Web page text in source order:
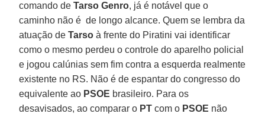
comando deTarso Genro, já é notável que o
caminho não é de longo alcance. Quem se lembra da
atuação deTarso à frente do Piratini vai identificar
como o mesmo perdeu o controle do aparelho policial
e jogou calúnias sem fim contra a esquerda realmente
existente no RS. Não é de espantar do congresso do
equivalente ao PSOE brasileiro. Para os
desavisados, ao comparar o PT com o PSOE não